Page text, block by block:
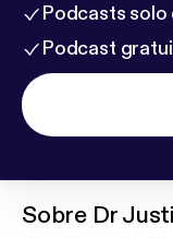
Podcasts solo
Podcast
Sobre Dr